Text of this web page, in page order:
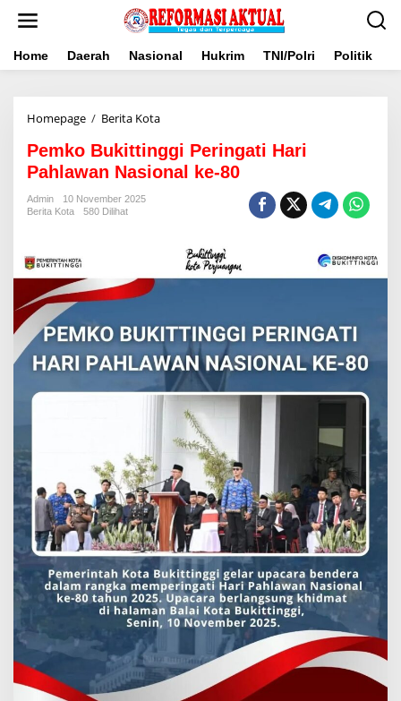
Home Daerah Nasional Hukrim TNI/Polri Politik
Homepage / Berita KotaPemko
Peringati
Hari
Pahlawan
Pemko Bukittinggi Peringati Hari
Pahlawan Nasional ke-80
Admin
10 November 2025
Berita Kota
580 Dilihat